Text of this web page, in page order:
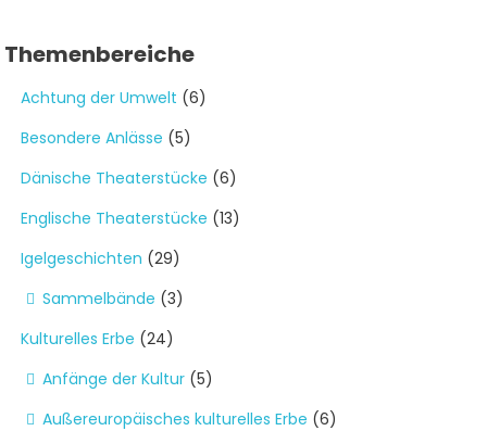
Themenbereiche
Achtung der Umwelt (6)
Besondere Anlässe (5)
Dänische Theaterstücke (6)
Englische Theaterstücke (13)
Igelgeschichten (29)
Sammelbände (3)
Kulturelles Erbe (24)
Anfänge der Kultur (5)
Außereuropäisches kulturelles Erbe (6)